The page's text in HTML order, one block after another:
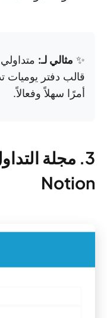
✨ مثالي لـ:
قالب دفتر يوميات
أمرًا سهلاً وفعالاً.
3. مجلة
Notion